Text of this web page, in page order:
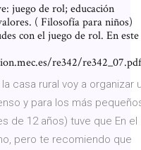
juego de rol; educación
( Filosofía para niños)
con el juego de rol. En este
re342/
casa rural voy a organizar
y para los más
de 12 años) tuve que En el
pero te recomiendo que